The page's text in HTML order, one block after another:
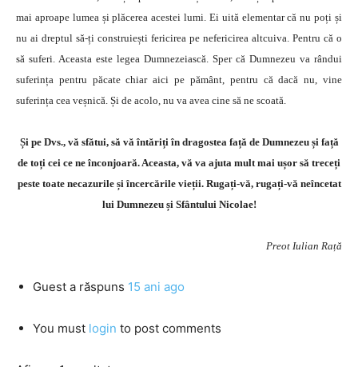
mai aproape lumea și plăcerea acestei lumi. Ei uită elementar că nu poți și
nu ai dreptul să-ți construiești fericirea pe nefericirea altcuiva. Pentru că o
să suferi. Aceasta este legea Dumnezeiască. Sper că Dumnezeu va rândui
suferința pentru păcate chiar aici pe pământ, pentru că dacă nu, vine
suferința cea veșnică. Și de acolo, nu va avea cine să ne scoată.
Și pe Dvs., vă sfătui, să vă întăriți în dragostea față de Dumnezeu și față
de toți cei ce ne înconjoară. Aceasta, vă va ajuta mult mai ușor să treceți
peste toate necazurile și încercările vieții. Rugați-vă, rugați-vă neîncetat
lui Dumnezeu și Sfântului Nicolae!
Preot Iulian Rață
Guest a răspuns 15 ani ago
You must login to post comments